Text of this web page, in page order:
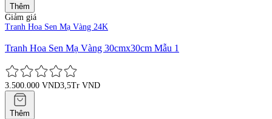
Thêm
Giảm giá
Tranh Hoa Sen Mạ Vàng 24K
Tranh Hoa Sen Mạ Vàng 30cmx30cm Mẫu 1
3.500.000 VND3,5Tr VND
Thêm